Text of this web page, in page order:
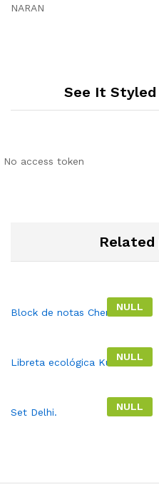
NARAN
See It
No access token
NULL
Block de notas Chennai.
NULL
Libreta ecológica Kuala.
NULL
Set Delhi.